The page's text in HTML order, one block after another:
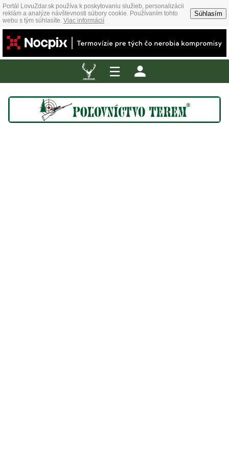
Portál LovuZdar.sk používa k poskytovaniu služieb, personalizácii
reklám a analýze návštevnosti súbory cookie. Používaním tohto
webu s tým súhlasíte. Viac informácií
Súhlasím
☰